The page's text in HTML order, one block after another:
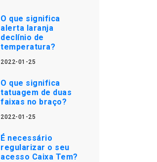
O que significa
alerta laranja
declínio de
temperatura?
2022-01-25
O que significa
tatuagem de duas
faixas no braço?
2022-01-25
É necessário
regularizar o seu
acesso Caixa Tem?